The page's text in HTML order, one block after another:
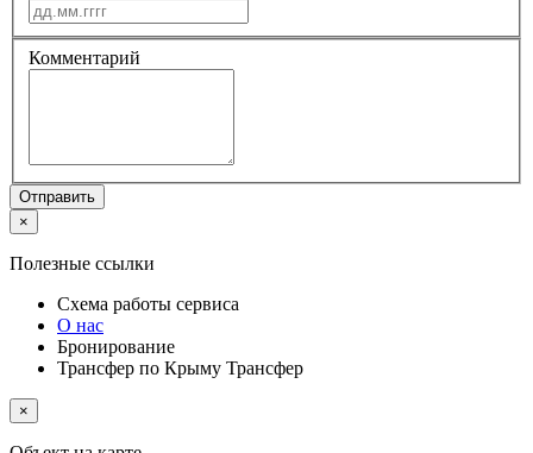
Комментарий
Отправить
×
Полезные ссылки
Схема работы сервиса
О нас
Бронирование
Трансфер по Крыму Трансфер
×